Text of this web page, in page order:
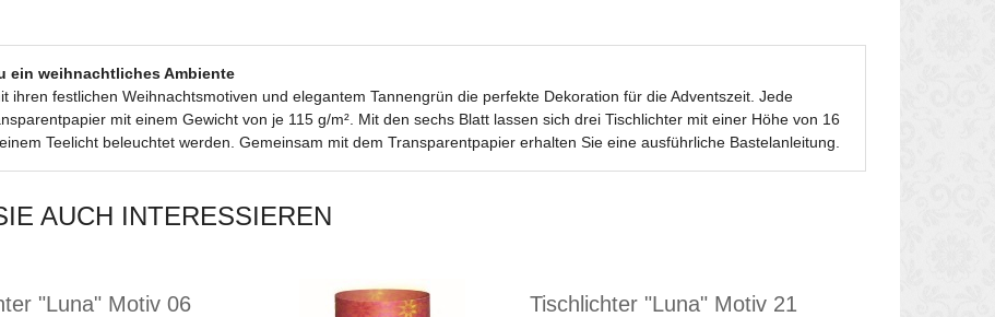
ein weihnachtliches Ambiente
ihren festlichen Weihnachtsmotiven und elegantem Tannengrün die perfekte Dekoration für die Adventszeit. Jede
mit einem Gewicht von je 115 g/m². Mit den sechs Blatt lassen sich drei Tischlichter mit einer Höhe von 16
Teelicht beleuchtet werden. Gemeinsam mit dem Transparentpapier erhalten Sie eine ausführliche Bastelanleitung.
AUCH INTERESSIEREN
"Luna" Motiv 06 Tischlichter "Luna" Motiv 21